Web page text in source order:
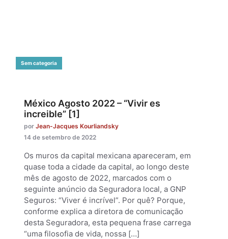
Sem categoria
México Agosto 2022 – “Vivir es
increible” [1]
por Jean-Jacques Kourliandsky
14 de setembro de 2022
Os muros da capital mexicana apareceram, em
quase toda a cidade da capital, ao longo deste
mês de agosto de 2022, marcados com o
seguinte anúncio da Seguradora local, a GNP
Seguros: “Viver é incrível”. Por quê? Porque,
conforme explica a diretora de comunicação
desta Seguradora, esta pequena frase carrega
“uma filosofia de vida, nossa […]